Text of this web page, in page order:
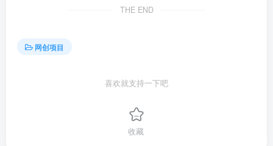
THE END
网创项目
喜欢就支持一下吧
收藏